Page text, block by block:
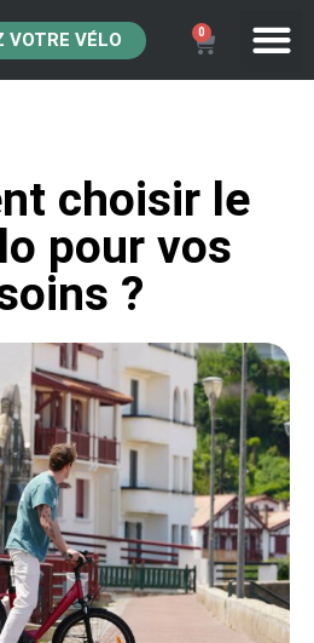
0
VOTRE VÉLO
choisir le
pour vos
?